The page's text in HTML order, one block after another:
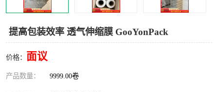
提高包装效率 透气伸缩膜 GooYonPack
价格： 面议
产品数量： 9999.00卷